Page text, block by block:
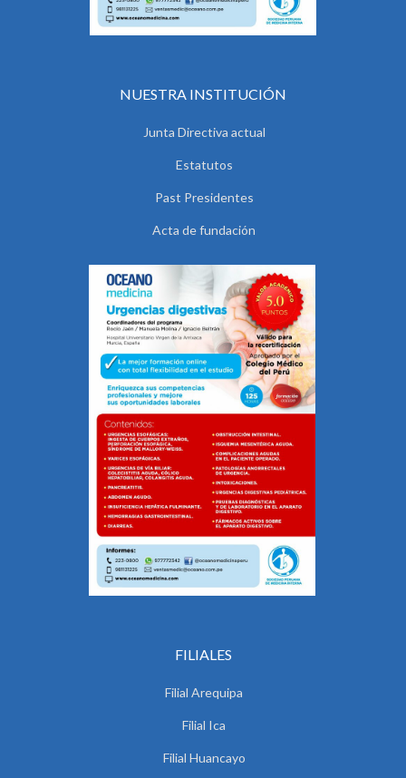
NUESTRA INSTITUCIÓN
Junta Directiva actual
Estatutos
Past Presidentes
Acta de fundación
FILIALES
Filial Arequipa
Filial Ica
Filial Huancayo